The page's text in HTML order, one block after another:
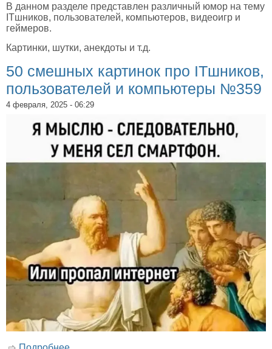
В данном разделе представлен различный юмор на тему
ITшников, пользователей, компьютеров, видеоигр и
геймеров.
Картинки, шутки, анекдоты и т.д.
50 смешных картинок про ITшников,
пользователей и компьютеры №359
4 февраля, 2025 - 06:29